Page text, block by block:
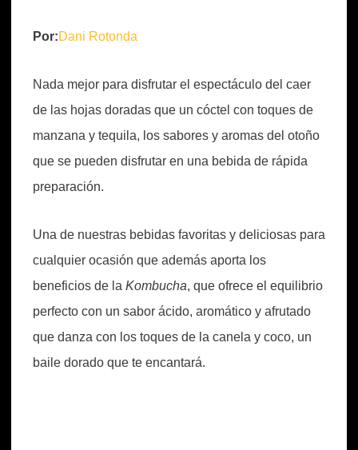
Por:Dani Rotonda
Nada mejor para disfrutar el espectáculo del caer
de las hojas doradas que un cóctel con toques de
manzana y tequila, los sabores y aromas del otoño
que se pueden disfrutar en una bebida de rápida
preparación.
Una de nuestras bebidas favoritas y deliciosas para
cualquier ocasión que además aporta los
beneficios de la Kombucha, que ofrece el equilibrio
perfecto con un sabor ácido, aromático y afrutado
que danza con los toques de la canela y coco, un
baile dorado que te encantará.